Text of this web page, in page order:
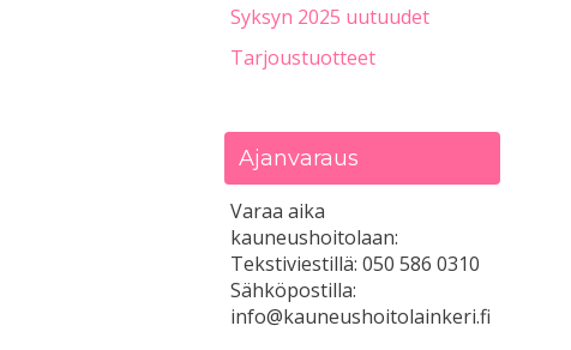
Syksyn 2025 uutuudet
Tarjoustuotteet
Ajanvaraus
Varaa aika
kauneushoitolaan:
Tekstiviestillä: 050 586 0310
Sähköpostilla:
info@kauneushoitolainkeri.fi